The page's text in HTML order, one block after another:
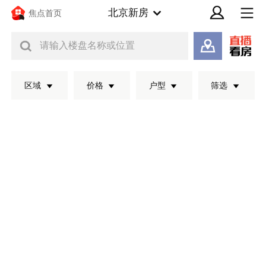
焦点首页 北京新房
请输入楼盘名称或位置
区域 价格 户型 筛选